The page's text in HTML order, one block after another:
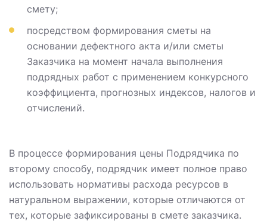
смету;
посредством формирования сметы на
основании дефектного акта и/или сметы
Заказчика на момент начала выполнения
подрядных работ с применением конкурсного
коэффициента, прогнозных индексов, налогов и
отчислений.
В процессе формирования цены Подрядчика по
второму способу, подрядчик имеет полное право
использовать нормативы расхода ресурсов в
натуральном выражении, которые отличаются от
тех, которые зафиксированы в смете заказчика.